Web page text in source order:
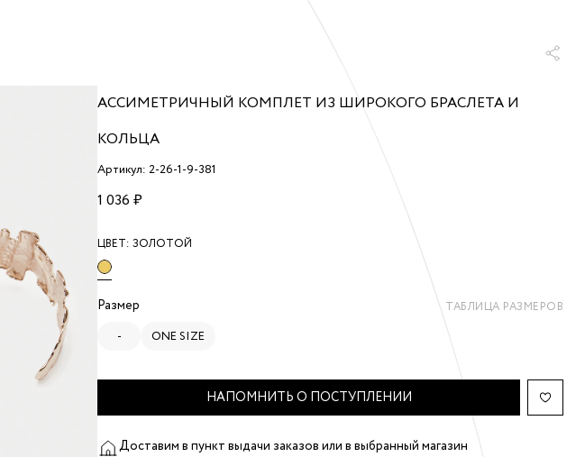
АССИМЕТРИЧНЫЙ КОМПЛЕТ ИЗ ШИРОКОГО БРАСЛЕТА И
КОЛЬЦА
Артикул: 2-26-1-9-381
1 036 ₽
ЦВЕТ: ЗОЛОТОЙ
Размер ТАБЛИЦА РАЗМЕРОВ
- ONE SIZE
НАПОМНИТЬ О ПОСТУПЛЕНИИ
Доставим в пункт выдачи заказов или в выбранный магазин